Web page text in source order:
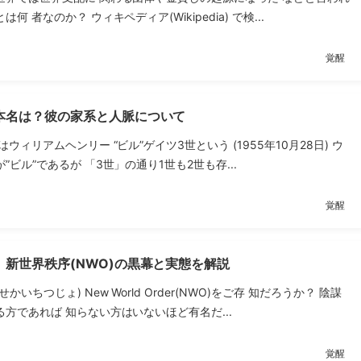
は何 者なのか？ ウィキペディア(Wikipedia) で検...
覚醒
名は？彼の家系と人脈について
ウィリアムヘンリー “ビル”ゲイツ3世という (1955年10月28日) ウ
ビル”であるが 「3世」の通り1世も2世も存...
覚醒
新世界秩序(NWO)の黒幕と実態を解説
かいちつじょ) New World Order(NWO)をご存 知だろうか？ 陰謀
方であれば 知らない方はいないほど有名だ...
覚醒